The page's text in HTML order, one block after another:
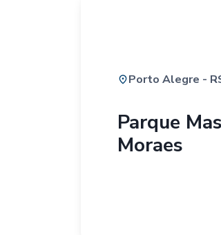
Porto Alegre -
Parque
Moraes